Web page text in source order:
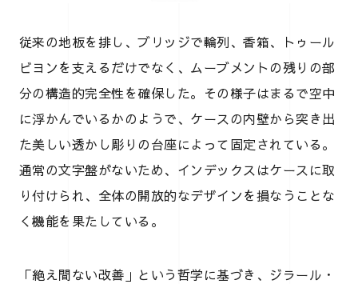
従来の地板を排し、ブリッジで輪列、香箱、トゥール
ビヨンを支えるだけでなく、ムーブメントの残りの部
分の構造的完全性を確保した。その様子はまるで空中
に浮かんでいるかのようで、ケースの内壁から突き出
た美しい透かし彫りの台座によって固定されている。
通常の文字盤がないため、インデックスはケースに取
り付けられ、全体の開放的なデザインを損なうことな
く機能を果たしている。
「絶え間ない改善」という哲学に基づき、ジラール・